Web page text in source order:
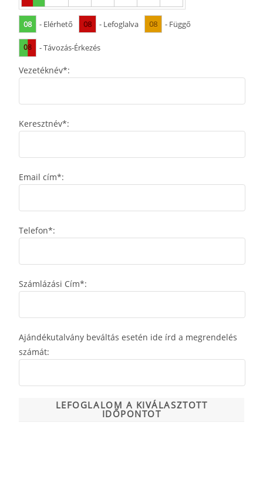
08 - Elérhető 08 - Lefoglalva 08 - Függő
08 - Távozás-Érkezés
Vezetéknév*:
Keresztnév*:
Email cím*:
Telefon*:
Számlázási Cím*:
Ajándékutalvány beváltás esetén ide írd a megrendelés
számát: